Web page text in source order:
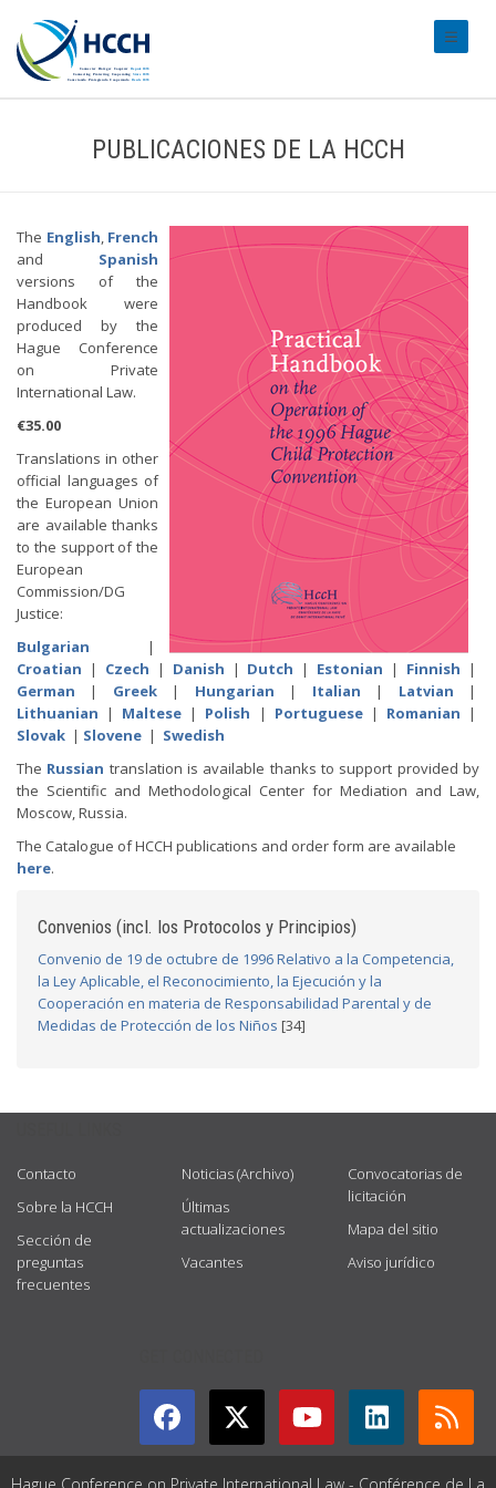
PUBLICACIONES DE LA HCCH
The English, French
and Spanish
versions of the
Handbook were
produced by the
Hague Conference
on Private
International Law.
€35.00
Translations in other
official languages of
the European Union
are available thanks
to the support of the
European
Commission/DG
Justice:
Bulgarian
|
Croatian | Czech | Danish | Dutch | Estonian | Finnish |
German | Greek| Hungarian | Italian | Latvian |
Lithuanian | Maltese | Polish | Portuguese| Romanian |
Slovak | Slovene | Swedish
The Russian translation is available thanks to support provided by
the Scientific and Methodological Center for Mediation and Law,
Moscow, Russia.
The Catalogue of HCCH publications and order form are available
here.
Convenios (incl. los Protocolos y Principios)
Convenio de 19 de octubre de 1996 Relativo a la Competencia,
la Ley Aplicable, el Reconocimiento, la Ejecución y la
Cooperación en materia de Responsabilidad Parental y de
Medidas de Protección de los Niños [34]
Contacto
Sobre la HCCH
Sección de
preguntas
frecuentes
Noticias (Archivo)
Últimas
actualizaciones
Vacantes
Convocatorias de
licitación
Mapa del sitio
Aviso jurídico